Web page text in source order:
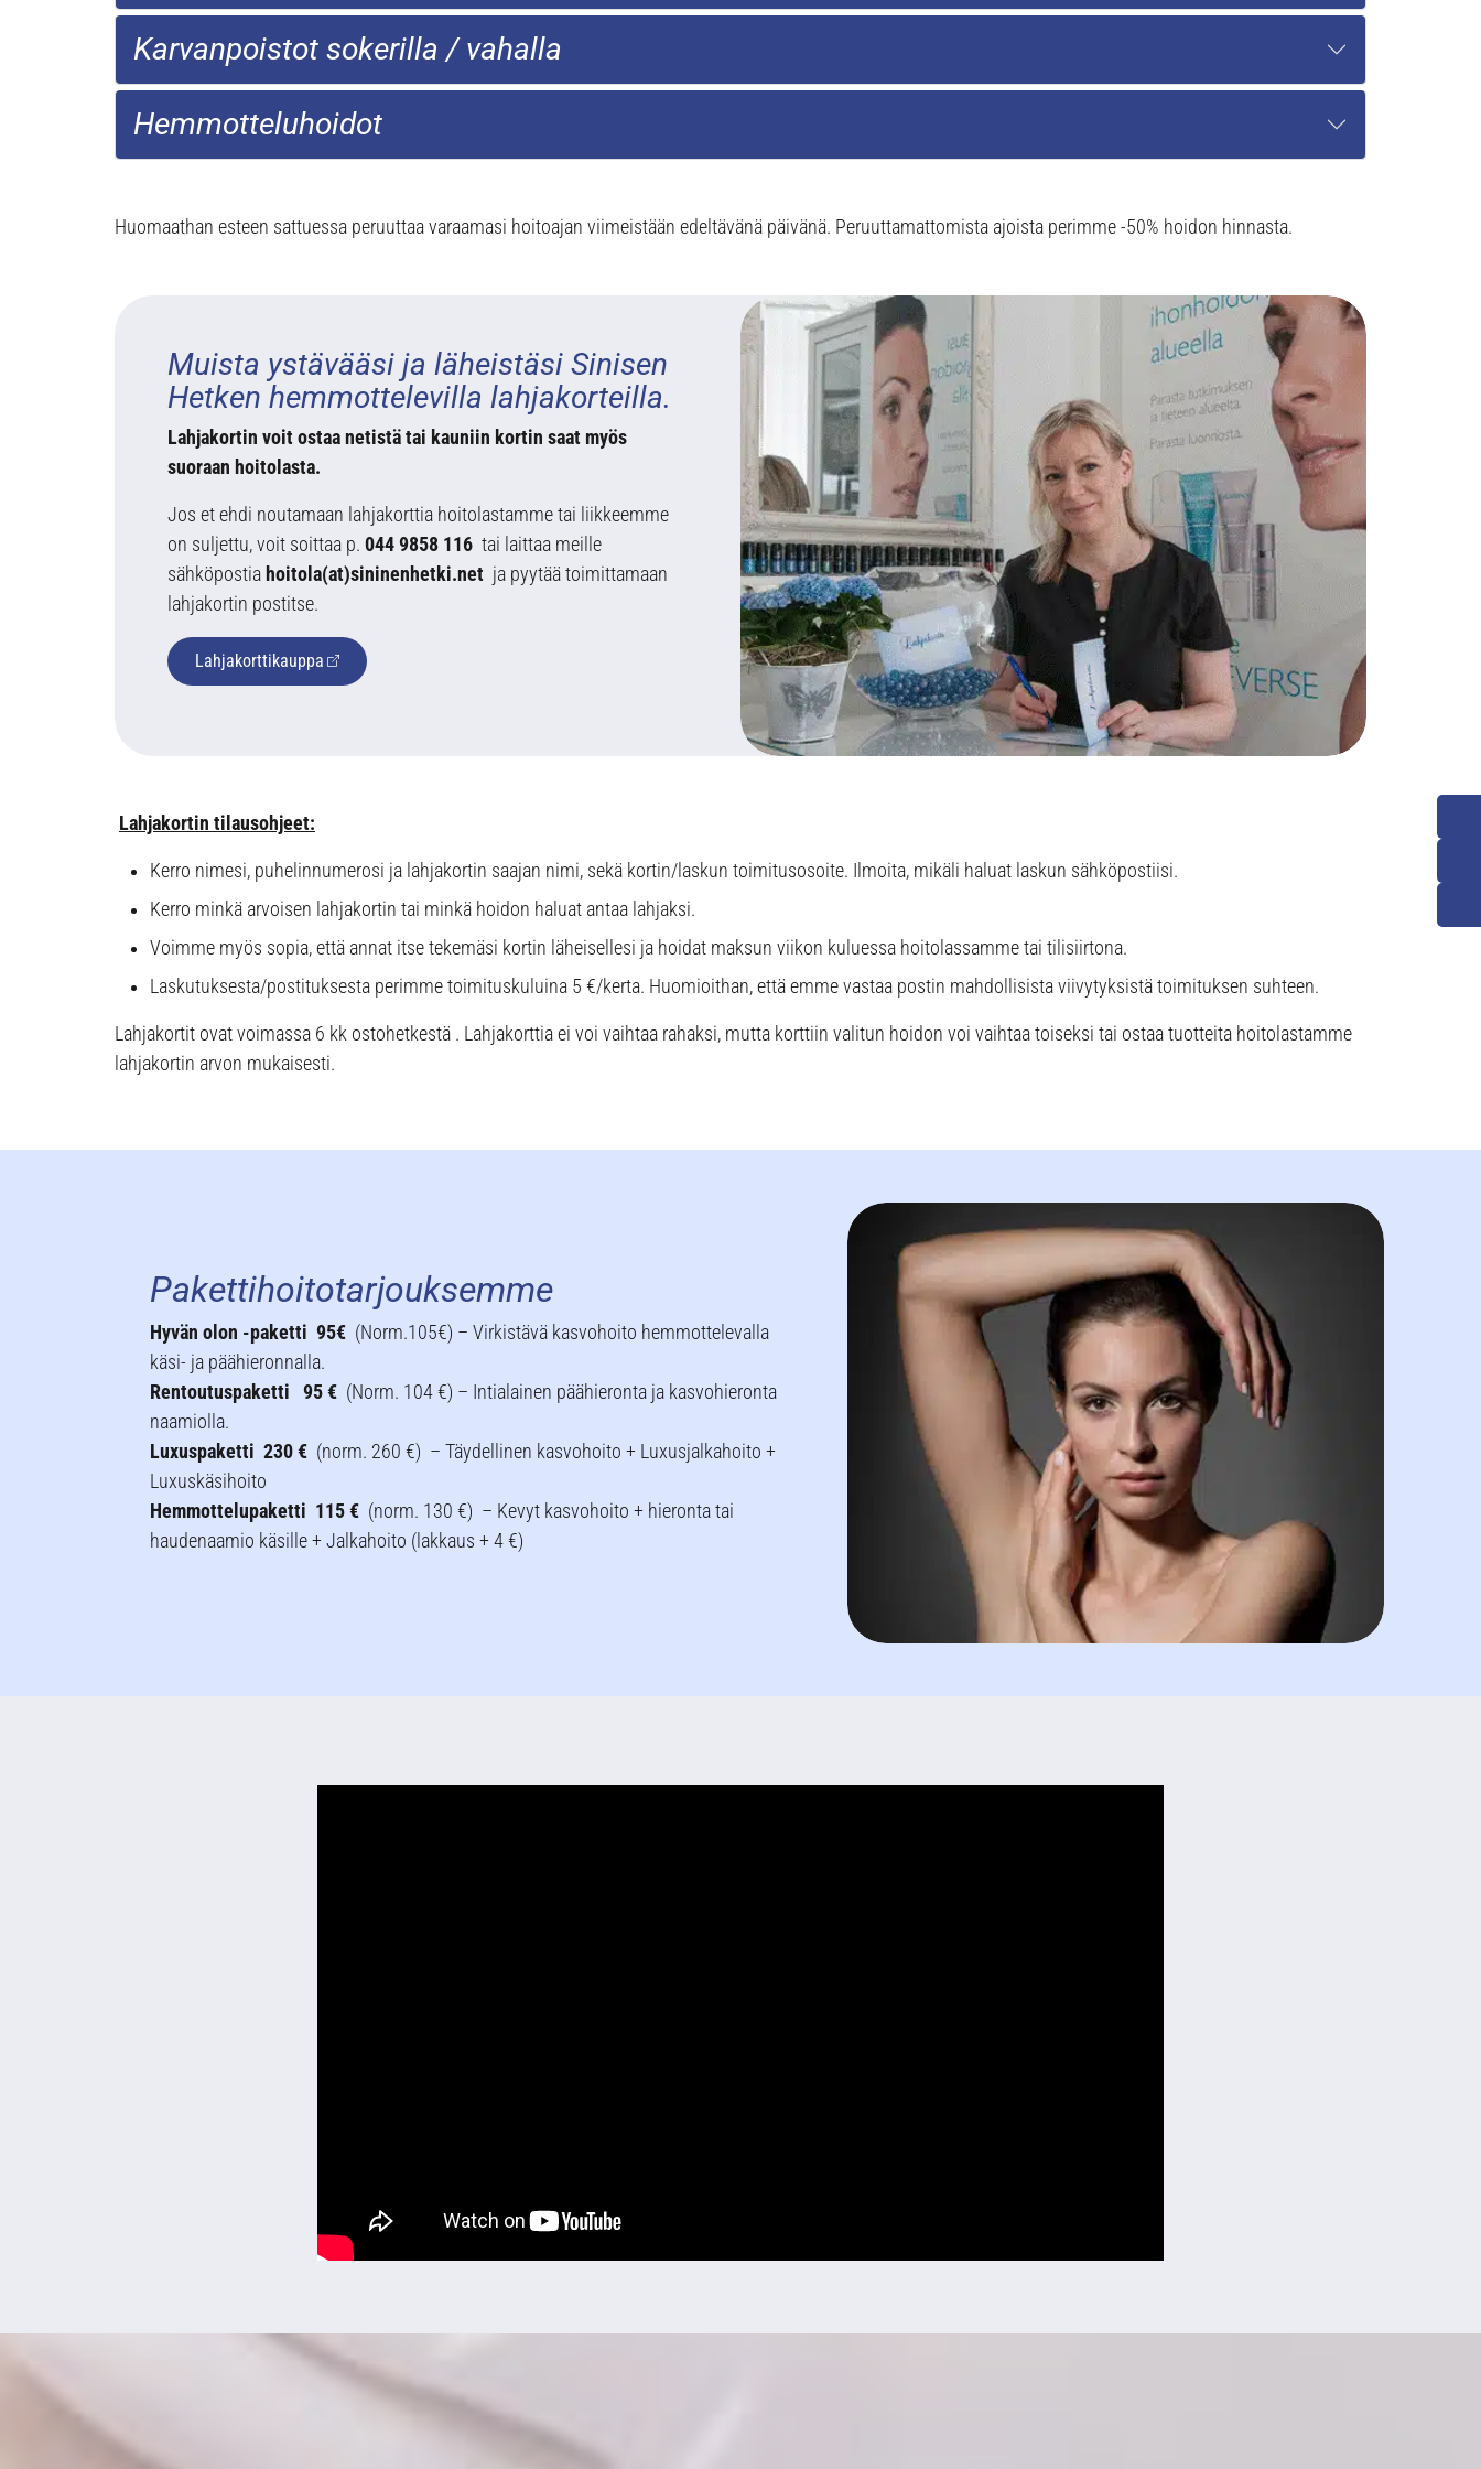
Karvanpoistot sokerilla / vahalla
Hemmotteluhoidot
Huomaathan esteen sattuessa peruuttaa varaamasi hoitoajan viimeistään edeltävänä päivänä. Peruuttamattomista ajoista perimme -50% hoidon hinnasta.
Muista ystävääsi ja läheistäsi Sinisen
Hetken hemmottelevilla lahjakorteilla.
Lahjakortin voit ostaa netistä tai kauniin kortin saat myös
suoraan hoitolasta.
Jos et ehdi noutamaan lahjakorttia hoitolastamme tai liikkeemme
on suljettu, voit soittaa p. 044 9858 116 tai laittaa meille
sähköpostia hoitola(at)sininenhetki.net ja pyytää toimittamaan
lahjakortin postitse.
Lahjakorttikauppa
Lahjakortin tilausohjeet:
Kerro nimesi, puhelinnumerosi ja lahjakortin saajan nimi, sekä kortin/laskun toimitusosoite. Ilmoita, mikäli haluat laskun sähköpostiisi.
Kerro minkä arvoisen lahjakortin tai minkä hoidon haluat antaa lahjaksi.
Voimme myös sopia, että annat itse tekemäsi kortin läheisellesi ja hoidat maksun viikon kuluessa hoitolassamme tai tilisiirtona.
Laskutuksesta/postituksesta perimme toimituskuluina 5 €/kerta. Huomioithan, että emme vastaa postin mahdollisista viivytyksistä toimituksen suhteen.
Lahjakortit ovat voimassa 6 kk ostohetkestä . Lahjakorttia ei voi vaihtaa rahaksi, mutta korttiin valitun hoidon voi vaihtaa toiseksi tai ostaa tuotteita hoitolastamme
lahjakortin arvon mukaisesti.
Pakettihoitotarjouksemme
Hyvän olon -paketti 95€ (Norm.105€) – Virkistävä kasvohoito hemmottelevalla
käsi- ja päähieronnalla.
Rentoutuspaketti 95 € (Norm. 104 €) – Intialainen päähieronta ja kasvohieronta
naamiolla.
Luxuspaketti 230 € (norm. 260 €) – Täydellinen kasvohoito + Luxusjalkahoito +
Luxuskäsihoito
Hemmottelupaketti 115 € (norm. 130 €) – Kevyt kasvohoito + hieronta tai
haudenaamio käsille + Jalkahoito (lakkaus + 4 €)